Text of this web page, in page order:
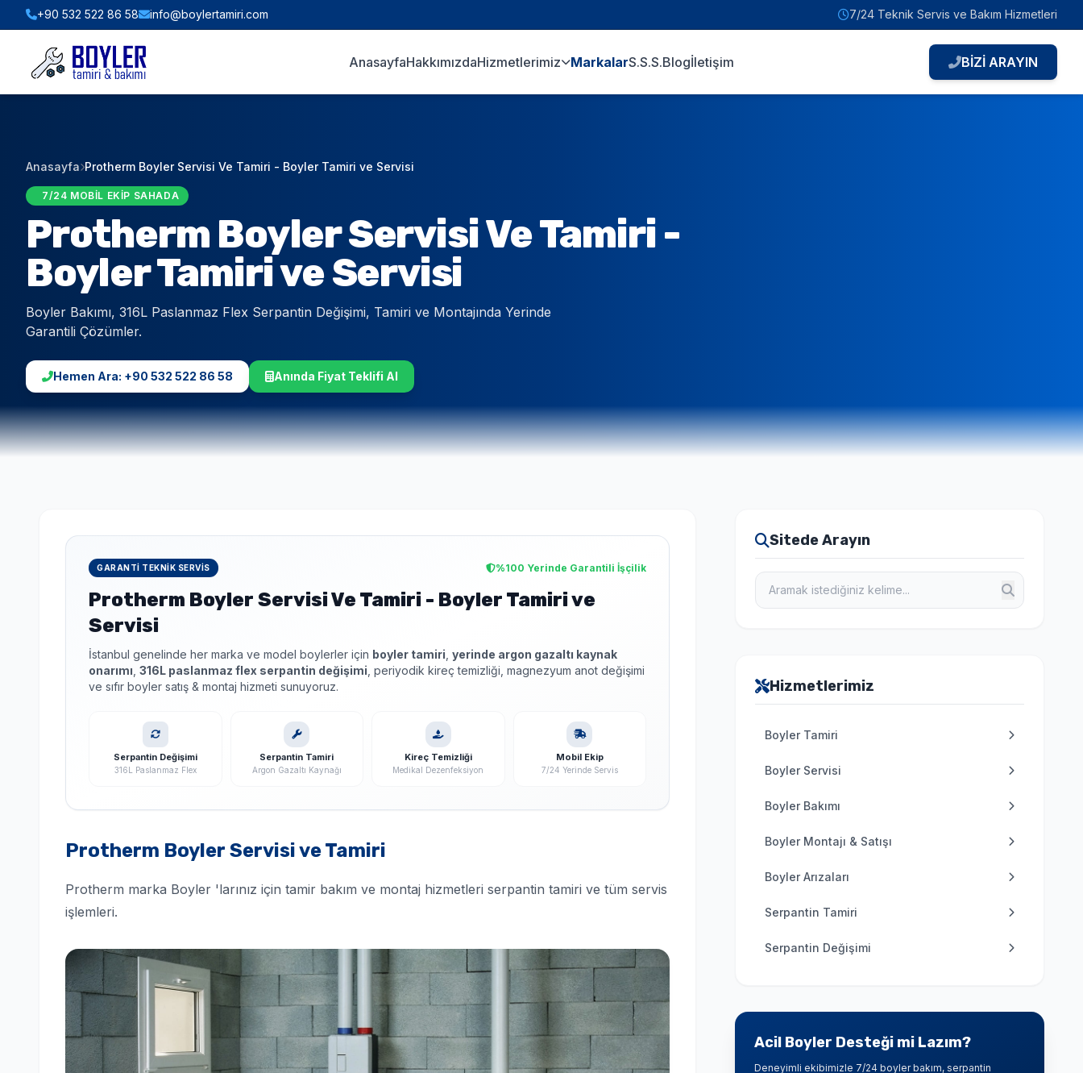
+90 532 522 86 58 info@boylertamiri.com 7/24 Teknik Servis ve Bakım Hizmetleri
AnasayfaHakkımızdaHizmetlerimiz MarkalarS.S.S.Blogİletişim BİZİ ARAYIN
Anasayfa Protherm Boyler Servisi Ve Tamiri - Boyler Tamiri ve Servisi
7/24 MOBIL EKIP SAHADA
Protherm Boyler Servisi Ve Tamiri -
Boyler Tamiri ve Servisi
Boyler Bakımı, 316L Paslanmaz Flex Serpantin Değişimi, Tamiri ve Montajında Yerinde
Garantili Çözümler.
Hemen Ara: +90 532 522 86 58 Anında Fiyat Teklifi Al
GARANTI TEKNIK SERVIS %100 Yerinde Garantili İşçilik
Protherm Boyler Servisi Ve Tamiri - Boyler Tamiri ve
Servisi
İstanbul genelinde her marka ve model boylerler için boyler tamiri yerinde argon gazaltı kaynak
onarımı 316L paslanmaz flex serpantin değişimi , periyodik kireç temizliği, magnezyum anot değişimi
ve sıfır boyler satış & montaj hizmeti sunuyoruz.
Serpantin Değişimi
316L Paslanmaz Flex
Serpantin Tamiri
Argon Gazaltı Kaynağı
Kireç Temizliği
Medikal Dezenfeksiyon
Mobil Ekip
7/24 Yerinde Servis
Protherm Boyler Servisi ve Tamiri
Protherm marka Boyler 'larınız için tamir bakım ve montaj hizmetleri serpantin tamiri ve tüm servis
işlemleri.
Sitede Arayın
Hizmetlerimiz
Boyler Tamiri
Boyler Servisi
Boyler Bakımı
Boyler Montajı & Satışı
Boyler Arızaları
Serpantin Tamiri
Serpantin Değişimi
Acil Boyler Desteği mi Lazım?
Deneyimli ekibimizle 7/24 boyler bakım, serpantin
ANINDA FIYAT HESABI
Hızlı Teklif & Keşif Sihirbazı
2. BOYLER HACMI / TIPI
WHATSAPP İLE TEKLİF AL
Seçimlerinize uygun en iyi fiyat teklifi 1-3 dakika içinde WhatsApp'tan iletilir.